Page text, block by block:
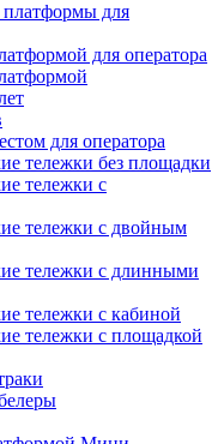
для
для оператора
для оператора
тележки без площадки
тележки с
тележки с двойным
тележки с длинными
тележки с кабиной
тележки с площадкой